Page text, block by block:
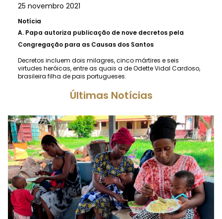
25 novembro 2021
Notícia
A. Papa autoriza publicação de nove decretos pela
Congregação para as Causas dos Santos
Decretos incluem dois milagres, cinco mártires e seis
virtudes heróicas, entre as quais a de Odette Vidal Cardoso,
brasileira filha de pais portugueses.
Últimas Notícias